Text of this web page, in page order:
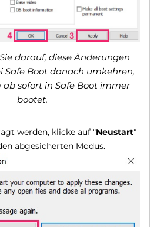
darauf, diese Änderungen
Safe Boot danach umkehren,
ab sofort in Safe Boot immer
bootet.
werden, klicke auf "Neustart"
abgesicherten Modus.